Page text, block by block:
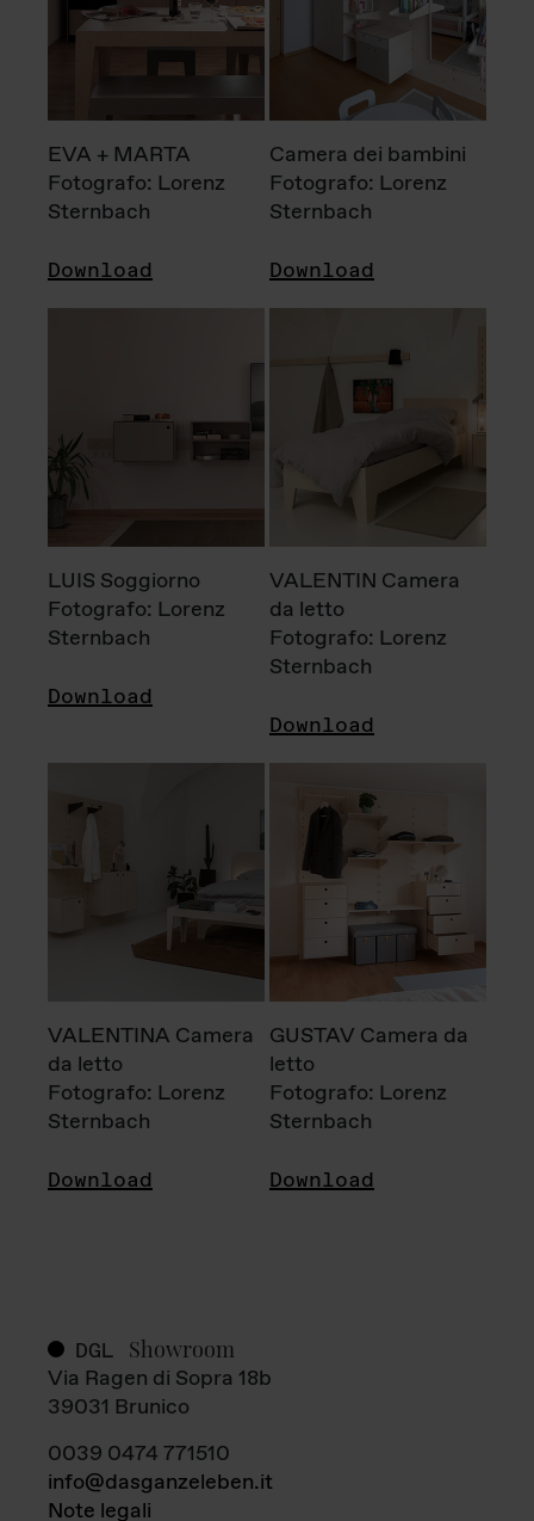
EVA + MARTA
Fotografo: Lorenz
Sternbach
Download
Camera dei bambini
Fotografo: Lorenz
Sternbach
Download
LUIS Soggiorno
Fotografo: Lorenz
Sternbach
Download
VALENTIN Camera
da letto
Fotografo: Lorenz
Sternbach
Download
VALENTINA Camera
da letto
Fotografo: Lorenz
Sternbach
Download
GUSTAV Camera da
letto
Fotografo: Lorenz
Sternbach
Download
DGL Showroom
Via Ragen di Sopra 18b
39031 Brunico
0039 0474 771510
info@dasganzeleben.it
Note legali